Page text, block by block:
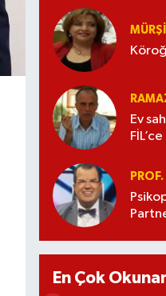
Ev
FİL’ce
En Çok